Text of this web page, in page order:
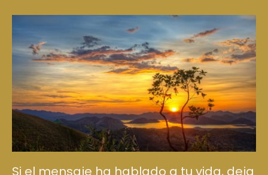
Si el mensaje ha hablado a tu vida, deja